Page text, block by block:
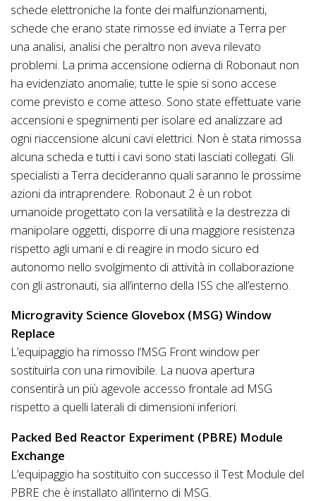
schede elettroniche la fonte dei malfunzionamenti,
schede che erano state rimosse ed inviate a Terra per
una analisi, analisi che peraltro non aveva rilevato
problemi. La prima accensione odierna di Robonaut non
ha evidenziato anomalie; tutte le spie si sono accese
come previsto e come atteso. Sono state effettuate varie
accensioni e spegnimenti per isolare ed analizzare ad
ogni riaccensione alcuni cavi elettrici. Non è stata rimossa
alcuna scheda e tutti i cavi sono stati lasciati collegati. Gli
specialisti a Terra decideranno quali saranno le prossime
azioni da intraprendere. Robonaut 2 è un robot
umanoide progettato con la versatilità e la destrezza di
manipolare oggetti, disporre di una maggiore resistenza
rispetto agli umani e di reagire in modo sicuro ed
autonomo nello svolgimento di attività in collaborazione
con gli astronauti, sia all’interno della ISS che all’esterno.
Microgravity Science Glovebox (MSG) Window
Replace
L’equipaggio ha rimosso l’MSG Front window per
sostituirla con una rimovibile. La nuova apertura
consentirà un più agevole accesso frontale ad MSG
rispetto a quelli laterali di dimensioni inferiori.
Packed Bed Reactor Experiment (PBRE) Module
Exchange
L’equipaggio ha sostituito con successo il Test Module del
PBRE che è installato all’interno di MSG.